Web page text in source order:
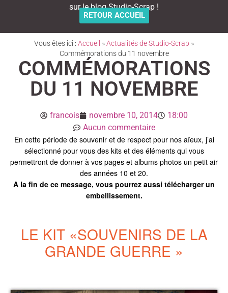
sur le blog Studio-Scrap !
RETOUR ACCUEIL
Vous êtes ici : Accueil »Actualités de Studio-Scrap »
Commémorations du 11 novembre
COMMÉMORATIONS
DU 11 NOVEMBRE
francois novembre 10, 2014
18:00
Aucun commentaire
En cette période de souvenir et de respect pour nos aïeux, j’ai
sélectionné pour vous des kits et des éléments qui vous
permettront de donner à vos pages et albums photos un petit air
des années 10 et 20.
A la fin de ce message, vous pourrez aussi télécharger un
embellissement.
LE KIT «SOUVENIRS DE LA
GRANDE GUERRE »